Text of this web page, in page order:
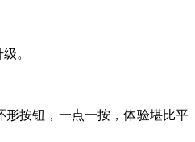
。
形按钮，一点一按，体验堪比平